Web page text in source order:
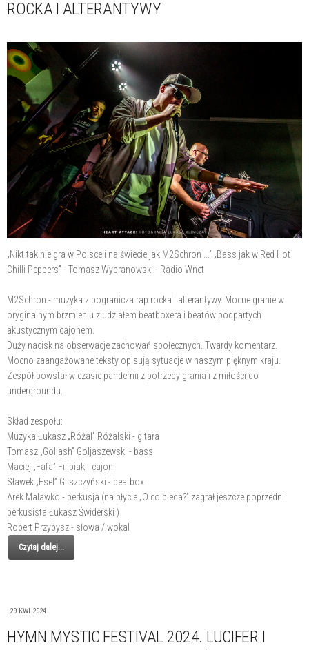
ROCKA I ALTERANTYWY
„Nikt tak nie gra w Polsce i na świecie jak M2Schron ...” „Bass jak w Red Hot
Chilli Peppers” - Tomasz Wybranowski - Radio Wnet
M2Schron - muzyka z pogranicza rap rocka i alterantywy. Mocne granie w
oryginalnym brzmieniu z udziałem beatboxera i beatów podpartych
akustycznym cajonem.
Duży nacisk na obserwacje zachowań społecznych. Twardy komentarz.
Mocno zaangażowane teksty opisują sytuacje w naszym pięknym kraju.
Zespół powstał w czasie pandemii z potrzeby grania i z miłości do
undergroundu.
Skład zespołu:
Muzyka:Łukasz „Różal” Różalski - gitara
Tomasz „Goliash” Goljaszewski - bass
Maciej „Fafa” Filipiak - cajon
Sławek „Esel” Gliszczyński - beatbox
Arek Malawko - perkusja (na płycie „O co bieda?” zagrał jeszcze poprzedni
perkusista Łukasz Świderski )
Robert Przybysz - słowa / wokal
Czytaj dalej...
29 KWI 2024
HYMN MYSTIC FESTIVAL 2024. LUCIFER I